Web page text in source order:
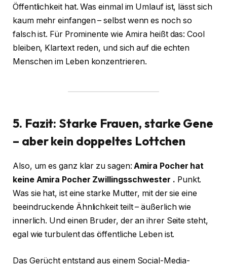
Öffentlichkeit hat. Was einmal im Umlauf ist, lässt sich
kaum mehr einfangen – selbst wenn es noch so
falsch ist. Für Prominente wie Amira heißt das: Cool
bleiben, Klartext reden, und sich auf die echten
Menschen im Leben konzentrieren.
5. Fazit: Starke Frauen, starke Gene
– aber kein doppeltes Lottchen
Also, um es ganz klar zu sagen:Amira Pocher hat
keine Amira Pocher Zwillingsschwester . Punkt.
Was sie hat, ist eine starke Mutter, mit der sie eine
beeindruckende Ähnlichkeit teilt – äußerlich wie
innerlich. Und einen Bruder, der an ihrer Seite steht,
egal wie turbulent das öffentliche Leben ist.
Das Gerücht entstand aus einem Social-Media-